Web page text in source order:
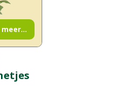
meer...